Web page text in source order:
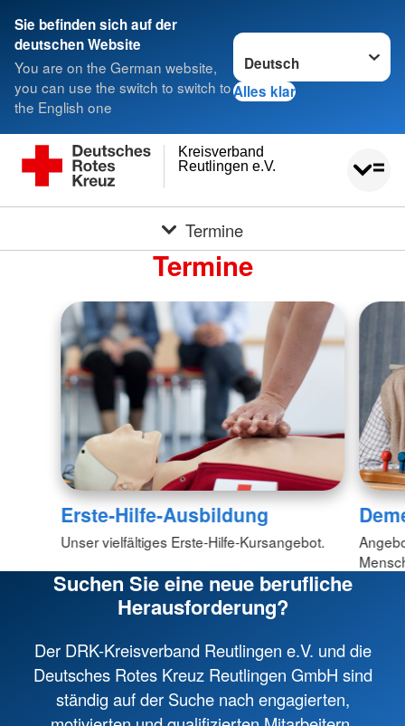
Sie befinden sich auf der
deutschen Website
You are on the German website,
you can use the switch to switch to
the English one
Sprache wechseln zu
Alles klar
Reutlingen e.V.
Kreisverband
Termine
Termine
Erste-Hilfe-Ausbildung
Unser vielfältiges Erste-Hilfe-Kursangebot.
Suchen Sie eine neue berufliche
Herausforderung?
Der DRK-Kreisverband Reutlingen e.V. und die
Deutsches Rotes Kreuz Reutlingen GmbH sind
ständig auf der Suche nach engagierten,